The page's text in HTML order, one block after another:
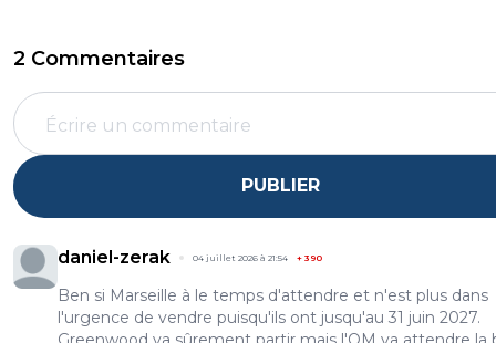
2 Commentaires
PUBLIER
daniel-zerak 04 juillet 2026 à 21:54 + 390
Ben si Marseille à le temps d'attendre et n'est plus dans
l'urgence de vendre puisqu'ils ont jusqu'au 31 juin 2027.